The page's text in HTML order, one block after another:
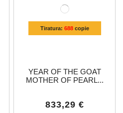
Tiratura: 688copie
YEAR OF THE GOAT
MOTHER OF PEARL...
833,29 €